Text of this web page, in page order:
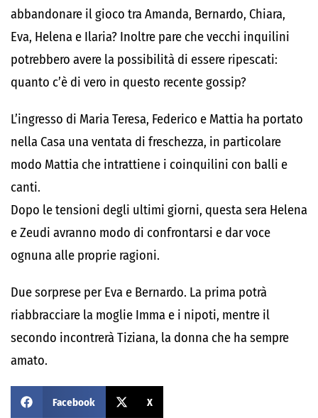
abbandonare il gioco tra Amanda, Bernardo, Chiara,
Eva, Helena e Ilaria? Inoltre pare che vecchi inquilini
potrebbero avere la possibilità di essere ripescati:
quanto c’è di vero in questo recente gossip?
L’ingresso di Maria Teresa, Federico e Mattia ha portato
nella Casa una ventata di freschezza, in particolare
modo Mattia che intrattiene i coinquilini con balli e
canti.
Dopo le tensioni degli ultimi giorni, questa sera Helena
e Zeudi avranno modo di confrontarsi e dar voce
ognuna alle proprie ragioni.
Due sorprese per Eva e Bernardo. La prima potrà
riabbracciare la moglie Imma e i nipoti, mentre il
secondo incontrerà Tiziana, la donna che ha sempre
amato.
Facebook X